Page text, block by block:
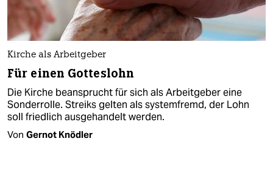
Kirche als Arbeitgeber
Für einen Gotteslohn
Die Kirche beansprucht für sich als Arbeitgeber eine
Sonderrolle. Streiks gelten als systemfremd, der Lohn
soll friedlich ausgehandelt werden.
Von Gernot Knödler